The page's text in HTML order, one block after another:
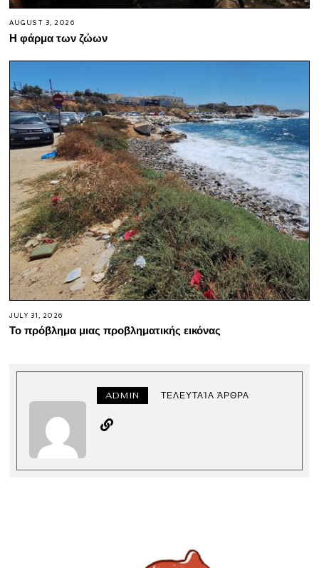
AUGUST 3, 2026
Η φάρμα των ζώων
JULY 31, 2026
Το πρόβλημα μιας προβληματικής εικόνας
ADMIN ΤΕΛΕΥΤΑΊΑ ΆΡΘΡΑ